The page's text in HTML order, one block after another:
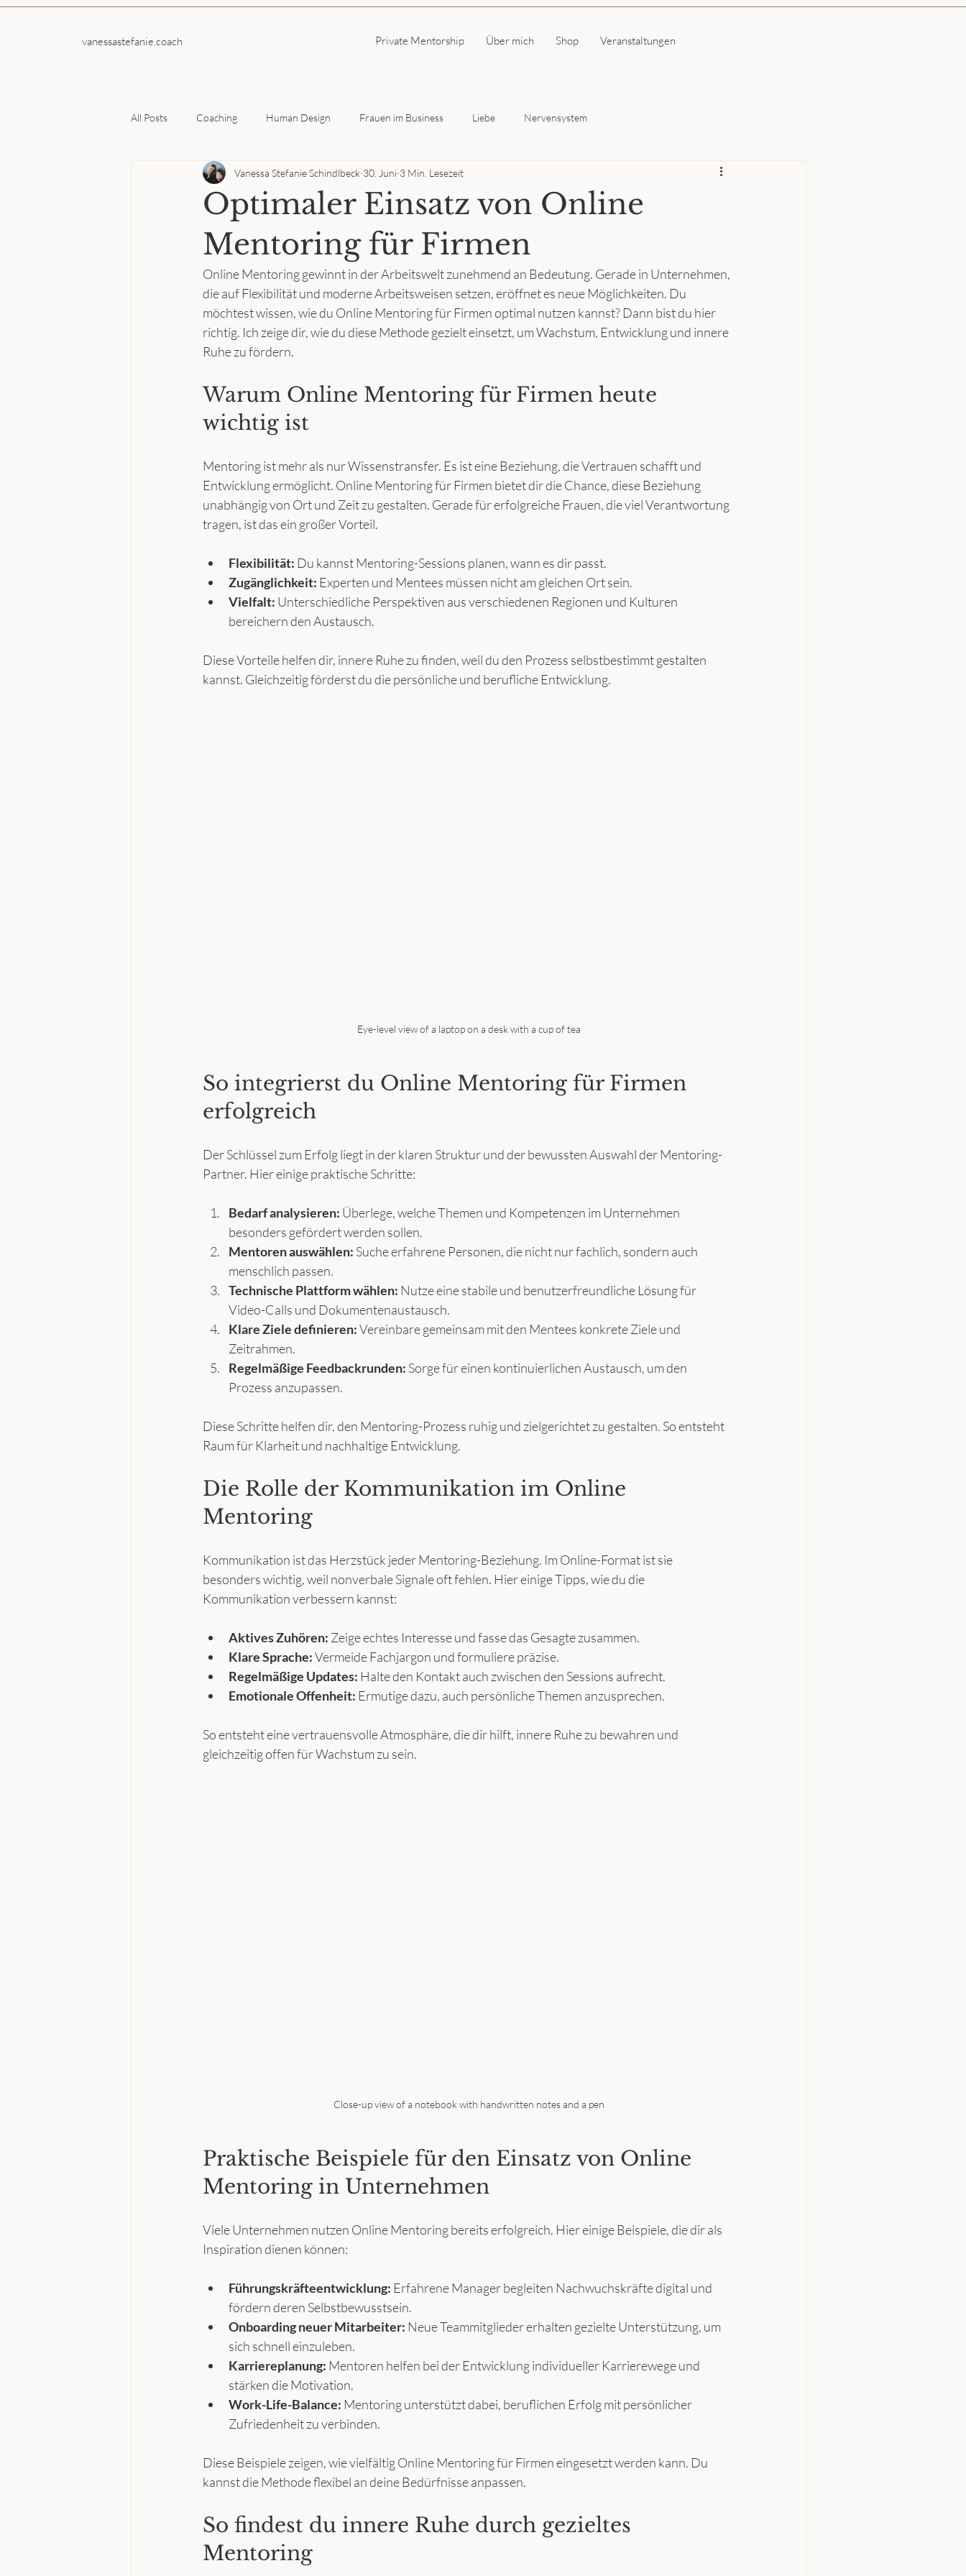
vanessastefanie.coach Private Mentorship Über mich Shop Veranstaltungen
All Posts Coaching Human Design Frauen im Business Liebe Nervensystem
Optimaler Einsatz von Online
Mentoring für Firmen
Vanessa Stefanie Schindlbeck 30. Juni 3 Min. Lesezeit
Online Mentoring gewinnt in der Arbeitswelt zunehmend an Bedeutung. Gerade in Unternehmen,
die auf Flexibilität und moderne Arbeitsweisen setzen, eröffnet es neue Möglichkeiten. Du
möchtest wissen, wie du Online Mentoring für Firmen optimal nutzen kannst? Dann bist du hier
richtig. Ich zeige dir, wie du diese Methode gezielt einsetzt, um Wachstum, Entwicklung und innere
Ruhe zu fördern.
Warum Online Mentoring für Firmen heute
wichtig ist
Mentoring ist mehr als nur Wissenstransfer. Es ist eine Beziehung, die Vertrauen schafft und
Entwicklung ermöglicht. Online Mentoring für Firmen bietet dir die Chance, diese Beziehung
unabhängig von Ort und Zeit zu gestalten. Gerade für erfolgreiche Frauen, die viel Verantwortung
tragen, ist das ein großer Vorteil.
Flexibilität: Du kannst Mentoring-Sessions planen, wann es dir passt.
Zugänglichkeit: Experten und Mentees müssen nicht am gleichen Ort sein.
Vielfalt: Unterschiedliche Perspektiven aus verschiedenen Regionen und Kulturen
bereichern den Austausch.
Diese Vorteile helfen dir, innere Ruhe zu finden, weil du den Prozess selbstbestimmt gestalten
kannst. Gleichzeitig förderst du die persönliche und berufliche Entwicklung.
Eye-level view of a laptop on a desk with a cup of tea
So integrierst du Online Mentoring für Firmen
erfolgreich
Der Schlüssel zum Erfolg liegt in der klaren Struktur und der bewussten Auswahl der Mentoring-
Partner. Hier einige praktische Schritte:
Bedarf analysieren: Überlege, welche Themen und Kompetenzen im Unternehmen
besonders gefördert werden sollen.
Mentoren auswählen: Suche erfahrene Personen, die nicht nur fachlich, sondern auch
menschlich passen.
Technische Plattform wählen: Nutze eine stabile und benutzerfreundliche Lösung für
Video-Calls und Dokumentenaustausch.
Klare Ziele definieren: Vereinbare gemeinsam mit den Mentees konkrete Ziele und
Zeitrahmen.
Regelmäßige Feedbackrunden: Sorge für einen kontinuierlichen Austausch, um den
Prozess anzupassen.
Diese Schritte helfen dir, den Mentoring-Prozess ruhig und zielgerichtet zu gestalten. So entsteht
Raum für Klarheit und nachhaltige Entwicklung.
Die Rolle der Kommunikation im Online
Mentoring
Kommunikation ist das Herzstück jeder Mentoring-Beziehung. Im Online-Format ist sie
besonders wichtig, weil nonverbale Signale oft fehlen. Hier einige Tipps, wie du die
Kommunikation verbessern kannst:
Aktives Zuhören: Zeige echtes Interesse und fasse das Gesagte zusammen.
Klare Sprache: Vermeide Fachjargon und formuliere präzise.
Regelmäßige Updates: Halte den Kontakt auch zwischen den Sessions aufrecht.
Emotionale Offenheit: Ermutige dazu, auch persönliche Themen anzusprechen.
So entsteht eine vertrauensvolle Atmosphäre, die dir hilft, innere Ruhe zu bewahren und
gleichzeitig offen für Wachstum zu sein.
Close-up view of a notebook with handwritten notes and a pen
Praktische Beispiele für den Einsatz von Online
Mentoring in Unternehmen
Viele Unternehmen nutzen Online Mentoring bereits erfolgreich. Hier einige Beispiele, die dir als
Inspiration dienen können:
Führungskräfteentwicklung: Erfahrene Manager begleiten Nachwuchskräfte digital und
fördern deren Selbstbewusstsein.
Onboarding neuer Mitarbeiter: Neue Teammitglieder erhalten gezielte Unterstützung, um
sich schnell einzuleben.
Karriereplanung: Mentoren helfen bei der Entwicklung individueller Karrierewege und
stärken die Motivation.
Work-Life-Balance: Mentoring unterstützt dabei, beruflichen Erfolg mit persönlicher
Zufriedenheit zu verbinden.
Diese Beispiele zeigen, wie vielfältig Online Mentoring für Firmen eingesetzt werden kann. Du
kannst die Methode flexibel an deine Bedürfnisse anpassen.
So findest du innere Ruhe durch gezieltes
Mentoring